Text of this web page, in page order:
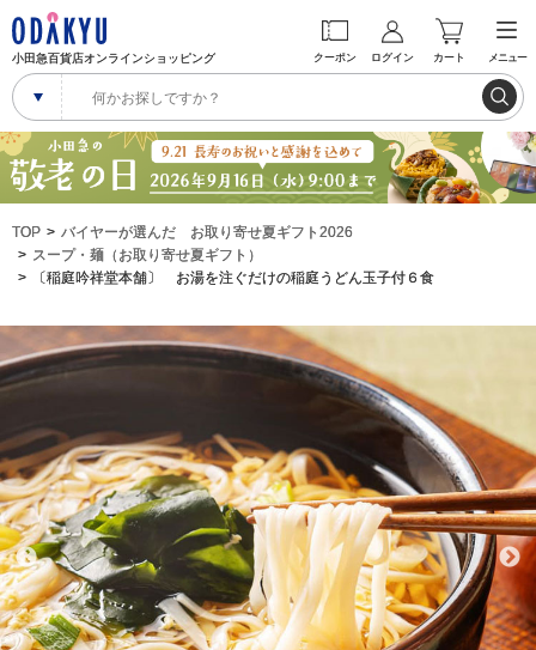
小田急百貨店オンラインショッピング クーポン ログイン カート メニュー
TOP
バイヤーが選んだ お取り寄せ夏ギフト2026
スープ・麺（お取り寄せ夏ギフト）
〔稲庭吟祥堂本舗〕 お湯を注ぐだけの稲庭うどん玉子付６食